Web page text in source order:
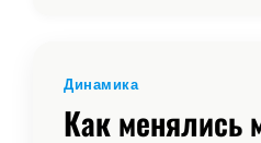
Динамика
Как менялись